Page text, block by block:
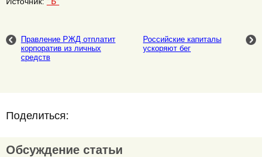
Правление РЖД отплатит
корпоратив из личных
средств
Российские капиталы
ускоряют бег
Поделиться:
Обсуждение статьи